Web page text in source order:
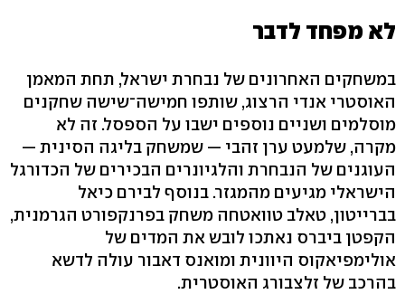
לא מפחד לדבר
במשחקים האחרונים של נבחרת ישראל, תחת המאמן
האוסטרי אנדי הרצוג, שותפו חמישה־שישה שחקנים
מוסלמים ושניים נוספים ישבו על הספסל. זה לא
מקרה, שלמעט ערן זהבי — שמשחק בליגה הסינית —
העוגנים של הנבחרת והלגיונרים הבכירים של הכדורגל
הישראלי מגיעים מהמגזר. בנוסף לבירם כיאל
בברייטון, טאלב טוואטחה משחק בפרנקפורט הגרמנית,
הקפטן ביברס נאתכו לובש את המדים של
אולימפיאקוס היוונית ומואנס דאבור עולה לדשא
בהרכב של זלצבורג האוסטרית.